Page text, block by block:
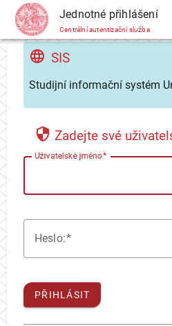
CAS Jednotné přihlášení
Centrální autentizační služba
SIS
Studijní informační systém
Zadejte své
Uživatelské jméno
Heslo:
PŘIHLÁSIT